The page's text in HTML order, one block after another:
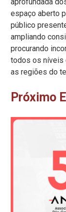
espaço aberto
público
ampliando
procurando
todos os níveis
as regiões do
Próximo